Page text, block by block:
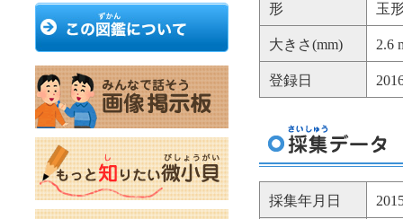
形 玉
大きさ(mm) 2.6
登録日
採集年月日